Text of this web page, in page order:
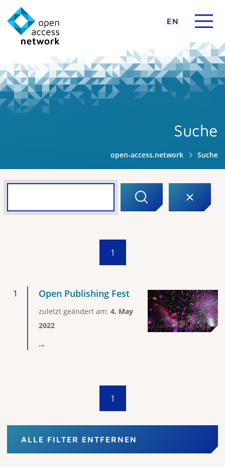
EN
Suche
open-access.network Suche
1
Open Publishing Fest
zuletzt geändert am: 4. May
2022
...
1
ALLE FILTER ENTFERNEN